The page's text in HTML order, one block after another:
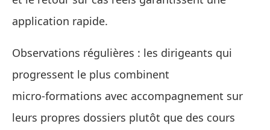
application rapide.
Observations régulières : les dirigeants qui
progressent le plus combinent
micro‑formations avec accompagnement sur
leurs propres dossiers plutôt que des cours